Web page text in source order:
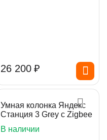
26 200 ₽
Умная колонка Яндекс
Станция 3 Grey с Zigbee
В наличии